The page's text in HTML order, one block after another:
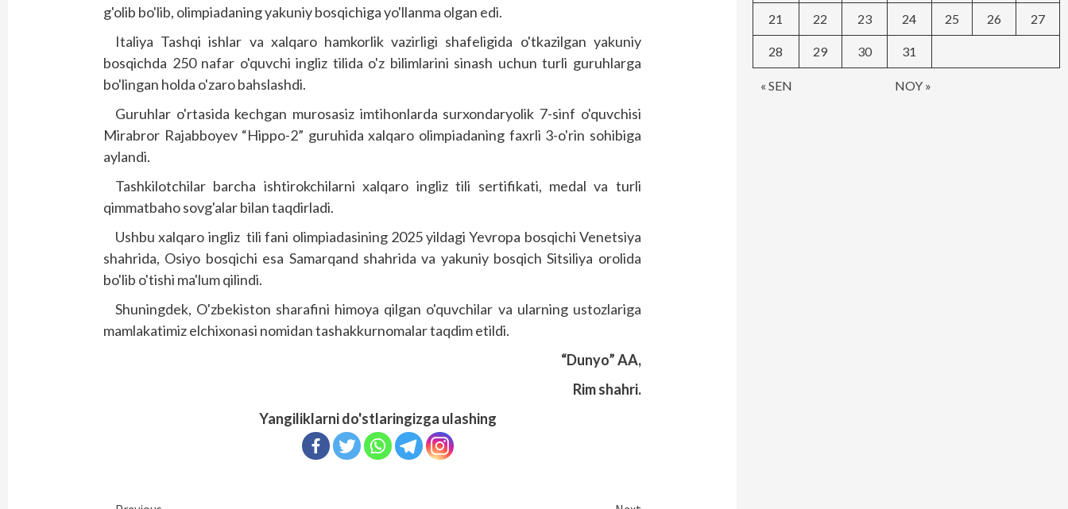
g'olib bo'lib, olimpiadaning yakuniy bosqichiga yo'llanma olgan edi.
Italiya Tashqi ishlar va xalqaro hamkorlik vazirligi shafeligida o'tkazilgan yakuniy
bosqichda 250 nafar o'quvchi ingliz tilida o'z bilimlarini sinash uchun turli guruhlarga
bo'lingan holda o'zaro bahslashdi.
Guruhlar o'rtasida kechgan murosasiz imtihonlarda surxondaryolik 7-sinf o'quvchisi
Mirabror Rajabboyev “Hippo-2” guruhida xalqaro olimpiadaning faxrli 3-o'rin sohibiga
aylandi.
Tashkilotchilar barcha ishtirokchilarni xalqaro ingliz tili sertifikati, medal va turli
qimmatbaho sovg'alar bilan taqdirladi.
Ushbu xalqaro ingliz tili fani olimpiadasining 2025 yildagi Yevropa bosqichi Venetsiya
shahrida, Osiyo bosqichi esa Samarqand shahrida va yakuniy bosqich Sitsiliya orolida
bo'lib o'tishi ma'lum qilindi.
Shuningdek, O'zbekiston sharafini himoya qilgan o'quvchilar va ularning ustozlariga
mamlakatimiz elchixonasi nomidan tashakkurnomalar taqdim etildi.
“Dunyo” AA,
Rim shahri.
Yangiliklarni do'stlaringizga ulashing
« SEN NOY »
21 22 23 24 25 26 27
28 29 30 31